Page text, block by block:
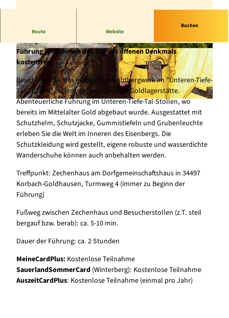
© Stadt Korbach, Korbach-Information | CC-BY-SA
© Stadt Korbach, Korbach-Information |
CC-BY-SA
© Naturpark Diemelsee, sabrinity |CC-BY-SA
Route Website
Buchen
Regelmäßige Führung im Gold-Besucherbergwerk für
Einzelpersonen und kleine Gruppen. Am 13.09.2026 ist die
Führung im Rahmen des Tag des offenen Denkmals
kostenfrei!
Besichtigen Sie das einzigartige Goldbergwerk im "Unteren-Tiefe-
Tal-Stollen" in Deutschlands größter Goldlagerstätte.
Abenteuerliche Führung im Unteren-Tiefe-Tal-Stollen, wo
bereits im Mittelalter Gold abgebaut wurde. Ausgestattet mit
Schutzhelm, Schutzjacke, Gummistiefeln und Grubenleuchte
erleben Sie die Welt im Inneren des Eisenbergs. Die
Schutzkleidung wird gestellt, eigene robuste und wasserdichte
Wanderschuhe können auch anbehalten werden.
Treffpunkt: Zechenhaus am Dorfgemeinschaftshaus in 34497
Korbach-Goldhausen, Turmweg 4 (immer zu Beginn der
Führung)
Fußweg zwischen Zechenhaus und Besucherstollen (z.T. steil
bergauf bzw. berab): ca. 5-10 min.
Dauer der Führung: ca. 2 Stunden
MeineCardPlus: Kostenlose Teilnahme
SauerlandSommerCard (Winterberg): Kostenlose Teilnahme
AuszeitCardPlus: Kostenlose Teilnahme (einmal pro Jahr)